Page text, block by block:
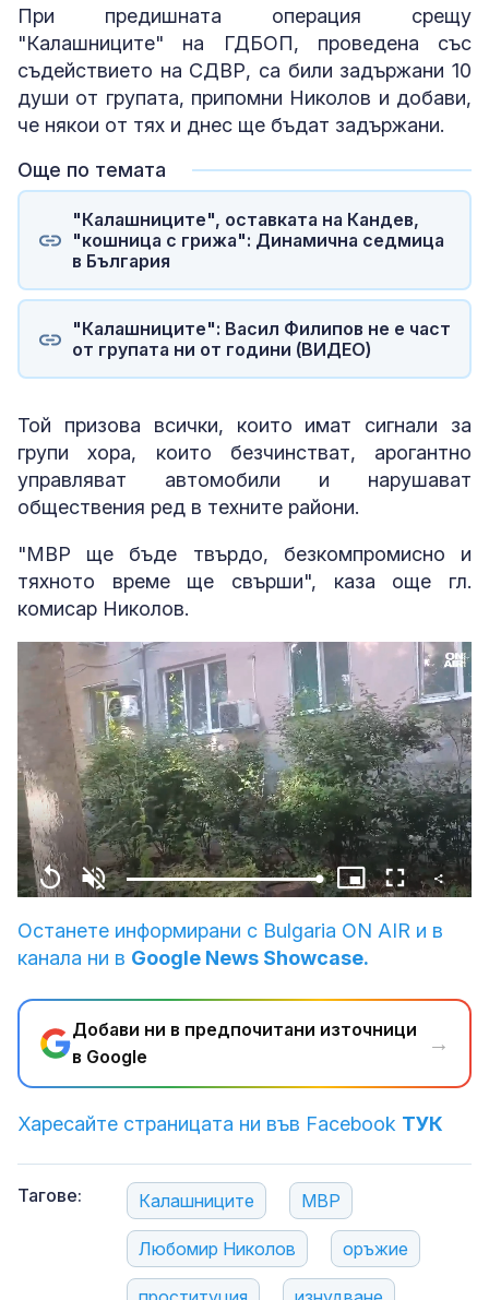
При предишната операция срещу
"Калашниците" на ГДБОП, проведена със
съдействието на СДВР, са били задържани 10
души от групата, припомни Николов и добави,
че някои от тях и днес ще бъдат задържани.
Още по темата
"Калашниците", оставката на Кандев,
"кошница с грижа": Динамична седмица
в България
"Калашниците": Васил Филипов не е част
от групата ни от години (ВИДЕО)
Той призова всички, които имат сигнали за
групи хора, които безчинстват, арогантно
управляват автомобили и нарушават
обществения ред в техните райони.
"МВР ще бъде твърдо, безкомпромисно и
тяхното време ще свърши", каза още гл.
комисар Николов.
Replay Unmute Loaded:
100.00%
Picture-
in-
Fullscreen Share
Останете информирани с Bulgaria ON AIR и в
канала ни в Google News Showcase.
Добави ни в предпочитани източници
в Google
→
Харесайте страницата ни във Facebook ТУК
Тагове: Калашниците МВР
Любомир Николов оръжие